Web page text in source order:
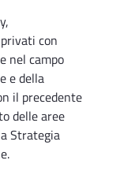
con
nel campo
e della
il precedente
delle aree
Strategia